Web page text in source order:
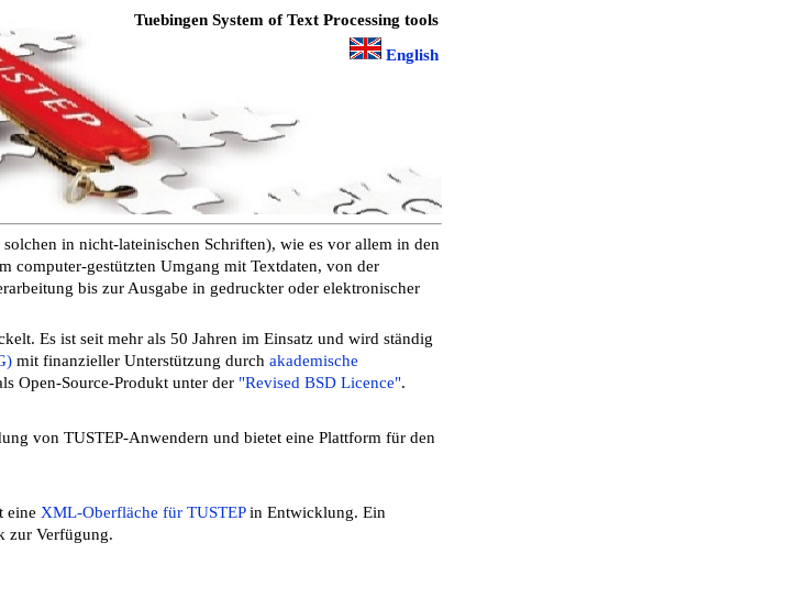
Tuebingen System of Text Processing tools
English
in nicht-lateinischen Schriften), wie es vor allem in den
computer-gestützten Umgang mit Textdaten, von der
bis zur Ausgabe in gedruckter oder elektronischer
Es ist seit mehr als 50 Jahren im Einsatz und wird ständig
mit finanzieller Unterstützung durch akademische
Open-Source-Produkt unter der "Revised BSD Licence".
von TUSTEP-Anwendern und bietet eine Plattform für den
eine XML-Oberfläche für TUSTEPin Entwicklung. Ein
zur Verfügung.